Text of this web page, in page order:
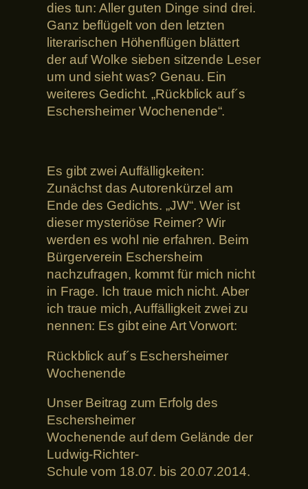
dies tun: Aller guten Dinge sind drei.
Ganz beflügelt von den letzten
literarischen Höhenflügen blättert
der auf Wolke sieben sitzende Leser
um und sieht was? Genau. Ein
weiteres Gedicht. „Rückblick auf´s
Eschersheimer Wochenende“.
Es gibt zwei Auffälligkeiten:
Zunächst das Autorenkürzel am
Ende des Gedichts. „JW“. Wer ist
dieser mysteriöse Reimer? Wir
werden es wohl nie erfahren. Beim
Bürgerverein Eschersheim
nachzufragen, kommt für mich nicht
in Frage. Ich traue mich nicht. Aber
ich traue mich, Auffälligkeit zwei zu
nennen: Es gibt eine Art Vorwort:
Rückblick auf´s Eschersheimer
Wochenende
Unser Beitrag zum Erfolg des
Eschersheimer
Wochenende auf dem Gelände der
Ludwig-Richter-
Schule vom 18.07. bis 20.07.2014.